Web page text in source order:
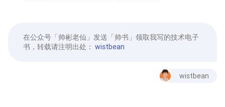
在公众号「帅彬老仙」发送「帅书」领取我写的技术电子
书，转载请注明出处： wistbean
wistbean